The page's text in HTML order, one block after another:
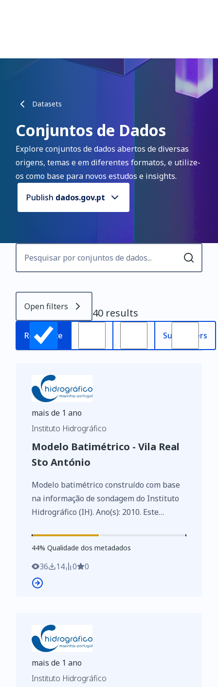
Datasets
Conjuntos de Dados
Explore conjuntos de dados abertos de diversas
origens, temas e em diferentes formatos, e utilize-
os como base para novos estudos e insights.
Publish dados.gov.pt
Open filters 40 results
Relevance Subscribers
mais de 1 ano
Instituto Hidrográfico
Modelo Batimétrico - Vila Real
Sto António
Modelo batimétrico construído com base
na informação de sondagem do Instituto
Hidrográfico (IH). Ano(s): 2010. Este
de Dados de Elevado Valor/HVD
identificados de acordo com o
Regulamento de Execução n.º 2023/138 da
Diretiva (UE) 2019/1024, relativa aos
44%
44% Qualidade dos metadados
36 14 0 0
mais de 1 ano
Instituto Hidrográfico